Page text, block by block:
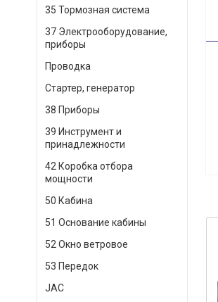
35 Тормозная система
37 Электрооборудование,
приборы
Проводка
Стартер, генератор
38 Приборы
39 Инструмент и
принадлежности
42 Коробка отбора
мощности
50 Кабина
51 Основание кабины
52 Окно ветровое
53 Передок
JAC